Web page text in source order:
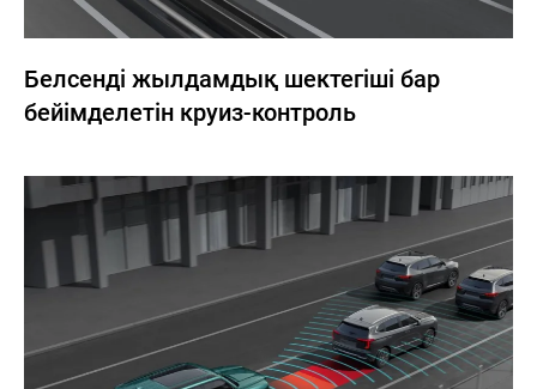
Белсенді жылдамдық шектегіші бар
бейімделетін круиз-контроль